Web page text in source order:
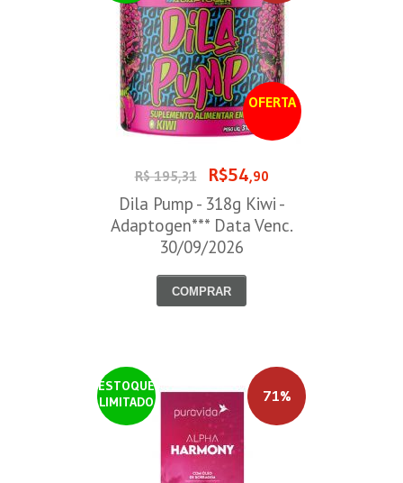
OFERTA
R$ 195,31 R$54,90
Dila Pump - 318g Kiwi -
Adaptogen*** Data Venc.
30/09/2026
COMPRAR
ESTOQUE
LIMITADO
71%